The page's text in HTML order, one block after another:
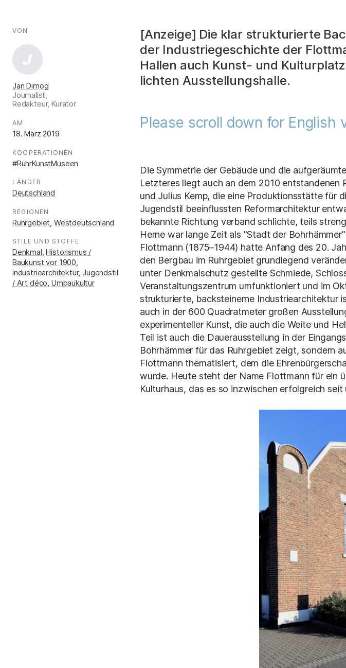
[Anzeige] Die klar strukturierte
der Industriegeschichte der
Hallen auch Kunst- und
lichten Ausstellungshalle.
Fakten
VON
J
Jan Dimog
Journalist,
Redakteur, Kurator
AM
18. März 2019
KOOPERATIONEN
#RuhrKunstMuseen
LÄNDER
Deutschland
REGIONEN
Ruhrgebiet, Westdeutschland
STILE UND STOFFE
Denkmal , Historismus /
Baukunst vor 1900,
Industriearchitektur, Jugendstil
/ Art déco, Umbaukultur
Please scroll down for English
Die Symmetrie der Gebäude und die
Letzteres liegt auch an dem 2010 entstandenen
und Julius Kemp, die eine Produktionsstätte für
Jugendstil beeinflussten Reformarchitektur
bekannte Richtung verband schlichte, teils
Herne war lange Zeit als "Stadt der
Flottmann (1875–1944) hatte Anfang des 20.
den Bergbau im Ruhrgebiet grundlegend
unter Denkmalschutz gestellte Schmiede,
Veranstaltungszentrum umfunktioniert und im
strukturierte, backsteinerne Industriearchitektur
auch in der 600 Quadratmeter großen
experimenteller Kunst, die auch die Weite und
Teil ist auch die Dauerausstellung in der
Bohrhämmer für das Ruhrgebiet zeigt, sondern
Flottmann thematisiert, dem die
wurde. Heute steht der Name Flottmann für ein
Kulturhaus, das es so inzwischen erfolgreich